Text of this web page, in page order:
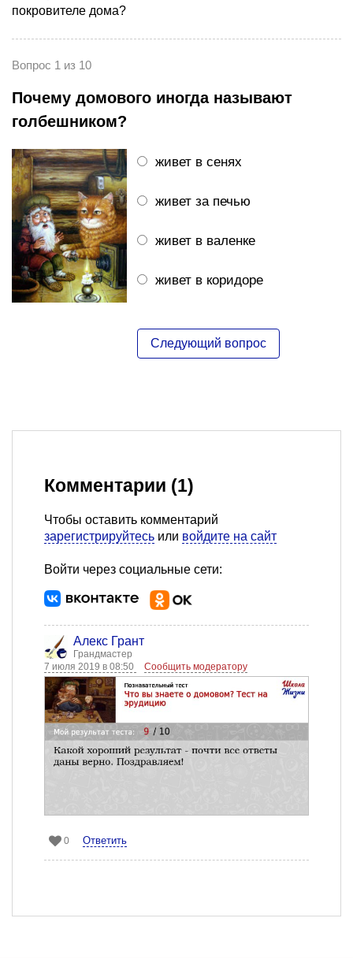
покровителе дома?
Вопрос 1 из 10
Почему домового иногда называют
голбешником?
живет в сенях
живет за печью
живет в валенке
живет в коридоре
Комментарии (1)
Чтобы оставить комментарий
зарегистрируйтесь или войдите на сайт
Войти через социальные сети:
Алекс Грант
Грандмастер
7 июля 2019 в 08:50
Сообщить модератору
0 Ответить